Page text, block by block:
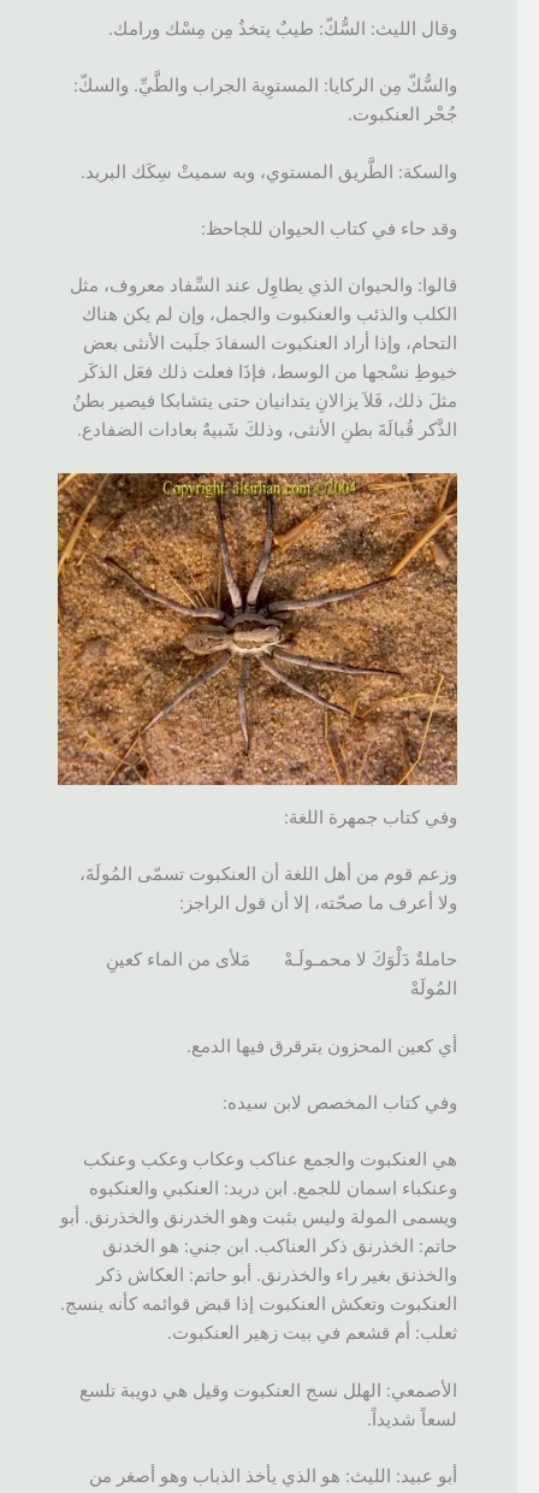
وقال الليث: السُّكّ: طيبٌ يتخذُ مِن مِسْك ورامك.
والسُّكّ مِن الركايا: المستوِية الجراب والطَّيِّ. والسكّ:
جُحْر العنكبوت.
والسكة: الطَّريق المستوي، وبه سميتْ سِكَك البريد.
وقد حاء في كتاب الحيوان للجاحظ:
قالوا: والحيوان الذي يطاوِل عند السِّفاد معروف، مثل
الكلب والذئب والعنكبوت والجمل، وإن لم يكن هناك
التحام، وإذا أراد العنكبوت السفادَ جلَبت الأنثى بعض
خيوطِ نسْجها من الوسط، فإذَا فعلت ذلك فعَل الذكَر
مثلَ ذلك، فَلاَ يزالانِ يتدانيان حتى يتشابكا فيصير بطنُ
الذَّكر قُبالَةَ بطنِ الأنثى، وذلكَ شَبيهٌ بعادات الضفادع.
وفي كتاب جمهرة اللغة:
وزعم قوم من أهل اللغة أن العنكبوت تسمّى المُولَةَ،
ولا أعرف ما صحّته، إلا أن قول الراجز:
حاملةٌ دَلْوَكَ لا محمـولَـهْ مَلأى من الماء كعينِ
المُولَهْ
أي كعين المحزون يترقرق فيها الدمع.
وفي كتاب المخصص لابن سيده:
هي العنكبوت والجمع عناكب وعكاب وعكب وعنكب
وعنكباء اسمان للجمع. ابن دريد: العنكبي والعنكبوه
ويسمى المولة وليس بثبت وهو الخدرنق والخذرنق. أبو
حاتم: الخذرنق ذكر العناكب. ابن جني: هو الخدنق
والخذنق بغير راء والخذرنق. أبو حاتم: العكاش ذكر
العنكبوت وتعكش العنكبوت إذا قبض قوائمه كأنه ينسج.
ثعلب: أم قشعم في بيت زهير العنكبوت.
الأصمعي: الهلل نسج العنكبوت وقيل هي دويبة تلسع
لسعاً شديداً.
أبو عبيد: الليث: هو الذي يأخذ الذباب وهو أصغر من